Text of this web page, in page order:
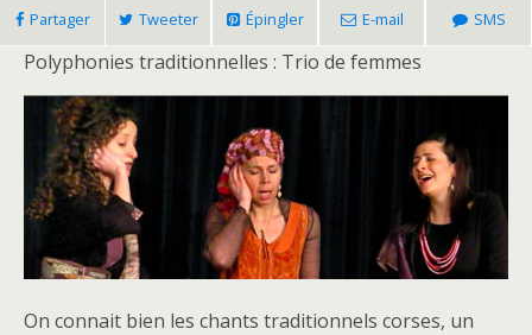
Partager Tweeter Épingler E-mail SMS
Polyphonies traditionnelles : Trio de femmes
On connait bien les chants traditionnels corses, un